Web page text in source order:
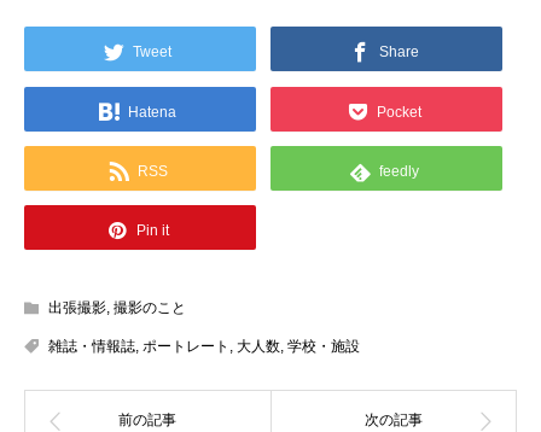
Tweet Share
Hatena Pocket
RSS feedly
Pin it
出張撮影, 撮影のこと
雑誌・情報誌, ポートレート , 大人数, 学校・施設